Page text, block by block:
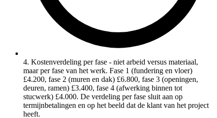
4. Kostenverdeling per fase - niet arbeid versus materiaal,
maar per fase van het werk. Fase 1 (fundering en vloer)
£4.200, fase 2 (muren en dak) £6.800, fase 3 (openingen,
deuren, ramen) £3.400, fase 4 (afwerking binnen tot
stucwerk) £4.000. De verdeling per fase sluit aan op
termijnbetalingen en op het beeld dat de klant van het project
heeft.